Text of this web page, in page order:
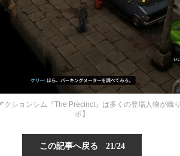
ションシム『The Precinct』は多くの登場人物が織
ポ】
この記事へ戻る 21/24